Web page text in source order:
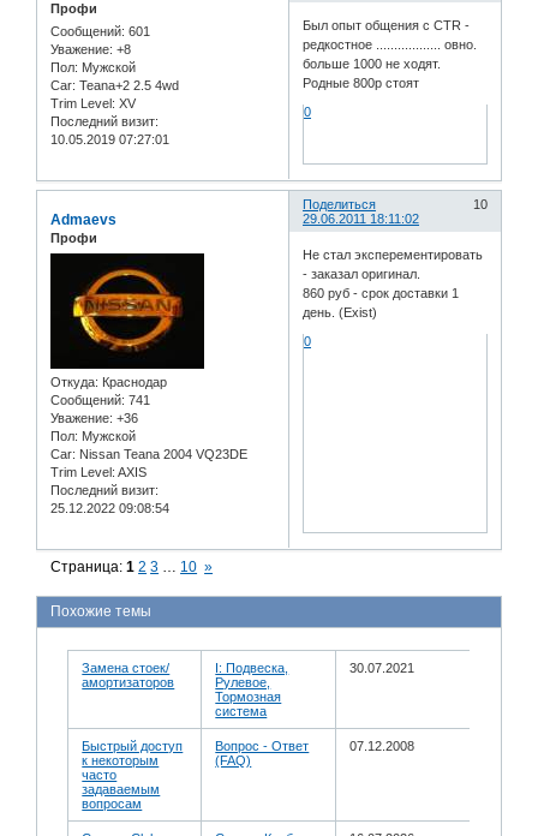
Профи
Сообщений: 601
Уважение: +8
Пол: Мужской
Car: Teana+2 2.5 4wd
Trim Level: XV
Последний визит:
10.05.2019 07:27:01
Был опыт общения с CTR -
редкостное .................. овно.
больше 1000 не ходят.
Родные 800р стоят
0
Поделиться
10
29.06.2011 18:11:02
Admaevs
Профи
Откуда: Краснодар
Сообщений: 741
Уважение: +36
Пол: Мужской
Car: Nissan Teana 2004 VQ23DE
Trim Level: AXIS
Последний визит:
25.12.2022 09:08:54
Не стал эксперементировать
- заказал оригинал.
860 руб - срок доставки 1
день. (Exist)
0
Страница:1 2 3 10 »
Похожие темы
Замена стоек/
амортизаторов
I: Подвеска,
Рулевое,
Тормозная
система
30.07.2021
Быстрый доступ
к некоторым
часто
задаваемым
вопросам
Вопрос - Ответ
(FAQ)
07.12.2008